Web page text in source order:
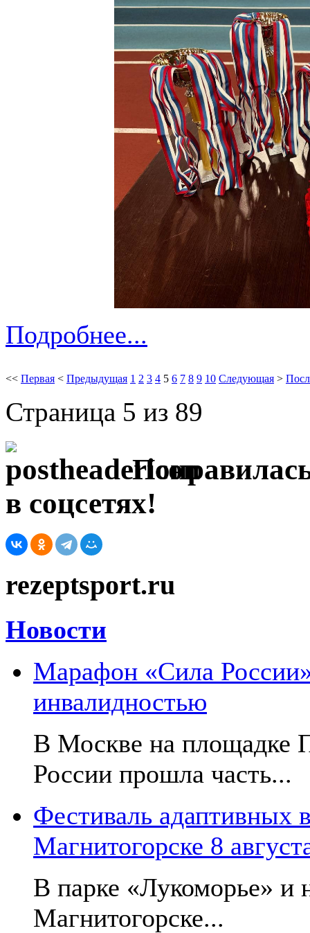
Подробнее...
<< Первая < Предыдущая 1 2 3 4 5 6 7 8 9 10 Следующая >
Страница 5 из 89
в соцсетях!
rezeptsport.ru
Новости
Марафон «Сила
инвалидностью
В Москве на площадке
России прошла часть...
Фестиваль адаптивных
Магнитогорске 8
В парке «Лукоморье» и
Магнитогорске...